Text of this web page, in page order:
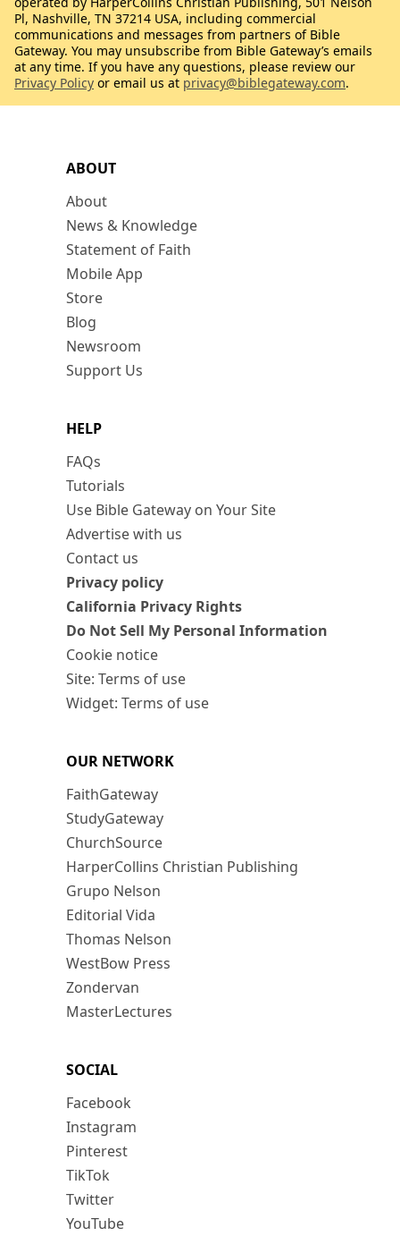
ABOUT
About
News & Knowledge
Statement of Faith
Mobile App
Store
Blog
Newsroom
Support Us
HELP
FAQs
Tutorials
Use Bible Gateway on Your Site
Advertise with us
Contact us
Privacy policy
California Privacy Rights
Do Not Sell My Personal Information
Cookie notice
Site: Terms of use
Widget: Terms of use
OUR NETWORK
FaithGateway
StudyGateway
ChurchSource
HarperCollins Christian Publishing
Grupo Nelson
Editorial Vida
Thomas Nelson
WestBow Press
Zondervan
MasterLectures
SOCIAL
Facebook
Instagram
Pinterest
TikTok
Twitter
YouTube
Pl, Nashville, TN 37214 USA, including commercial
communications and messages from partners of Bible
Gateway. You may unsubscribe from Bible Gateway’s emails
at any time. If you have any questions, please review our
Privacy Policy or email us at privacy@biblegateway.com.